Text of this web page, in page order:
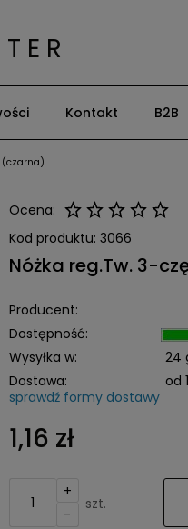
E R
Kontakt B2B
(czarna)
Ocena:
Kod produktu: 3066
Nóżka reg.Tw. 3-
Producent:
Dostępność:
Wysyłka w:
24
Dostawa:
od
sprawdź formy dostawy
1,16 zł
+
-
szt.